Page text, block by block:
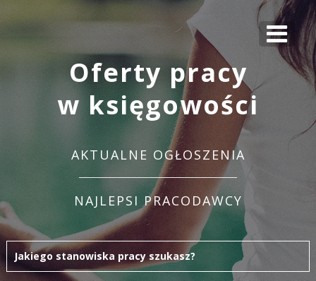
Oferty pracy
w księgowości
AKTUALNE OGŁOSZENIA
NAJLEPSI PRACODAWCY